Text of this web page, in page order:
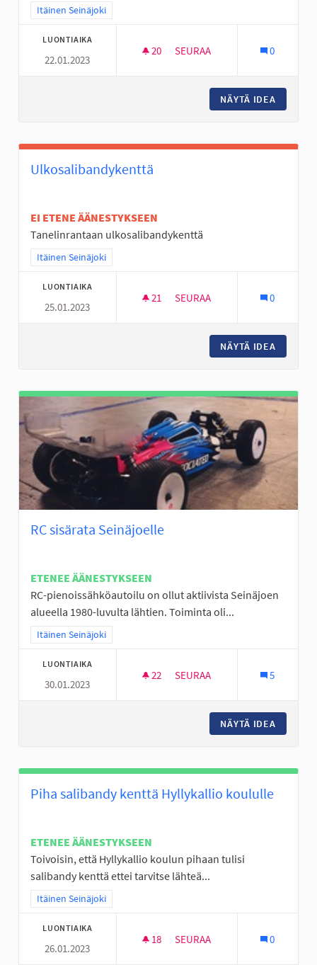
Rajaa tulokset teeman mukaan: Itäinen Seinäjoki
Itäinen Seinäjoki
LUONTIAIKA
22.01.2023
20 20 SEURAAJAA
SEURAA 0
NÄYTÄ IDEA
Ulkosalibandykenttä
EI ETENE ÄÄNESTYKSEEN
Tanelinrantaan ulkosalibandykenttä
Rajaa tulokset teeman mukaan: Itäinen Seinäjoki
Itäinen Seinäjoki
LUONTIAIKA
25.01.2023
21 21 SEURAAJAA
SEURAA 0
NÄYTÄ IDEA
RC sisärata Seinäjoelle
ETENEE ÄÄNESTYKSEEN
RC-pienoissähköautoilu on ollut aktiivista Seinäjoen
alueella 1980-luvulta lähtien. Toiminta oli...
Rajaa tulokset teeman mukaan: Itäinen Seinäjoki
Itäinen Seinäjoki
LUONTIAIKA
30.01.2023
22 22 SEURAAJAA
SEURAA 5
NÄYTÄ IDEA
Piha salibandy kenttä Hyllykallio koululle
ETENEE ÄÄNESTYKSEEN
Toivoisin, että Hyllykallio koulun pihaan tulisi
salibandy kenttä ettei tarvitse lähteä...
Rajaa tulokset teeman mukaan: Itäinen Seinäjoki
Itäinen Seinäjoki
LUONTIAIKA
26.01.2023
18 18 SEURAAJAA
SEURAA 0